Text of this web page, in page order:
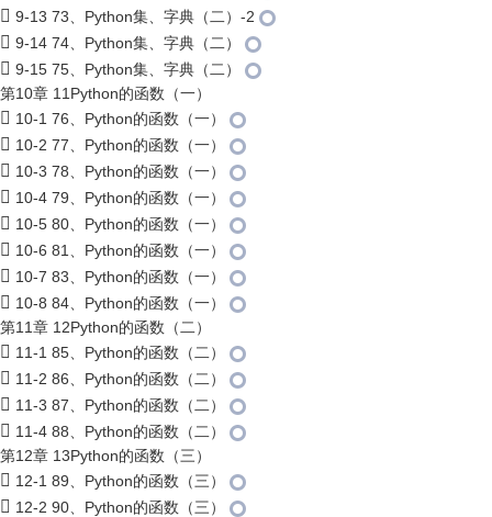
9-13 73、Python集、字典（二）-2
9-14 74、Python集、字典（二）
9-15 75、Python集、字典（二）
第10章 11Python的函数（一）
10-1 76、Python的函数（一）
10-2 77、Python的函数（一）
10-3 78、Python的函数（一）
10-4 79、Python的函数（一）
10-5 80、Python的函数（一）
10-6 81、Python的函数（一）
10-7 83、Python的函数（一）
10-8 84、Python的函数（一）
第11章 12Python的函数（二）
11-1 85、Python的函数（二）
11-2 86、Python的函数（二）
11-3 87、Python的函数（二）
11-4 88、Python的函数（二）
第12章 13Python的函数（三）
12-1 89、Python的函数（三）
12-2 90、Python的函数（三）